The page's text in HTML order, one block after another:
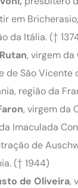
em
da Itália. (†
, virgem da
de São Vicente
região da
, virgem da
Imaculada
de
(† 1944)
de Oliveira,